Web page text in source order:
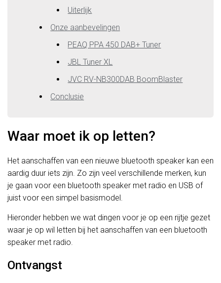
Uiterlijk
Onze aanbevelingen
PEAQ PPA 450 DAB+ Tuner
JBL Tuner XL
JVC RV-NB300DAB BoomBlaster
Conclusie
Waar moet ik op letten?
Het aanschaffen van een nieuwe bluetooth speaker kan een
aardig duur iets zijn. Zo zijn veel verschillende merken, kun
je gaan voor een bluetooth speaker met radio en USB of
juist voor een simpel basismodel.
Hieronder hebben we wat dingen voor je op een rijtje gezet
waar je op wil letten bij het aanschaffen van een bluetooth
speaker met radio.
Ontvangst